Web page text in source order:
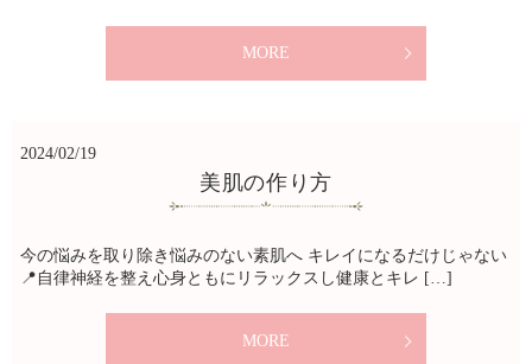
MORE
2024/02/19
美肌の作り方
今の悩みを取り除き悩みのない素肌へ キレイになるだけじゃない
📍自律神経を整え心身ともにリラックスし健康とキレ […]
MORE